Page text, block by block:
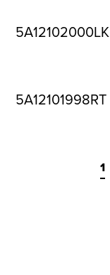
5A12102000LK
5A12101998RT
1